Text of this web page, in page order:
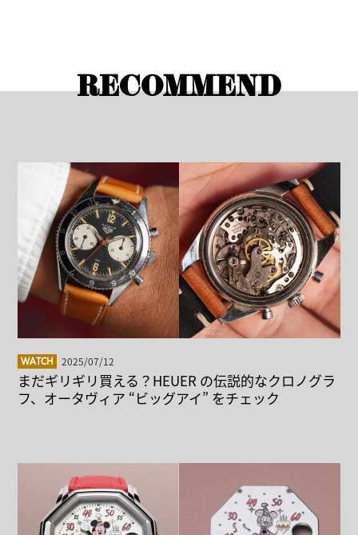
RECOMMEND
WATCH 2025/07/12
まだギリギリ買える？HEUER の伝説的なクロノグラ
フ、オータヴィア “ビッグアイ” をチェック